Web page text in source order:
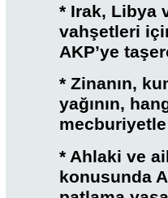
* Irak, Libya
vahşetleri
AKP’ye
* Zinanın,
yağının,
mecburiyetle
* Ahlaki ve
konusunda